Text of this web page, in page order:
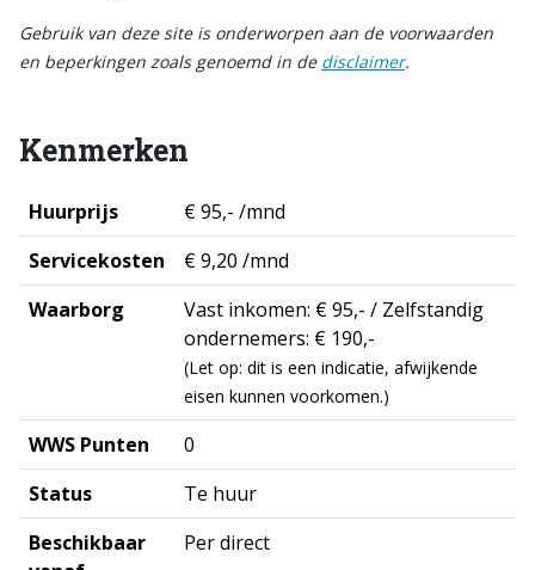
Gebruik van deze site is onderworpen aan de voorwaarden
en beperkingen zoals genoemd in de disclaimer.
Kenmerken
Huurprijs
€ 95,- /mnd
Servicekosten
€ 9,20 /mnd
Waarborg
Vast inkomen: € 95,- / Zelfstandig
ondernemers: € 190,-
(Let op: dit is een indicatie, afwijkende
eisen kunnen voorkomen.)
WWS Punten
0
Status
Te huur
Beschikbaar
Per direct